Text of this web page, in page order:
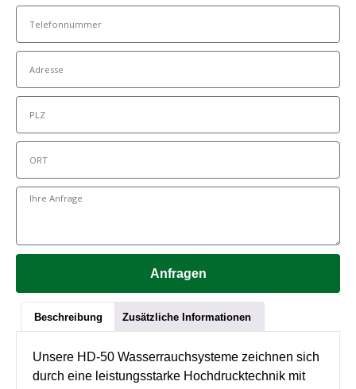
Beschreibung Zusätzliche Informationen
Unsere HD-50 Wasserrauchsysteme zeichnen sich
durch eine leistungsstarke Hochdrucktechnik mit
Anfragen